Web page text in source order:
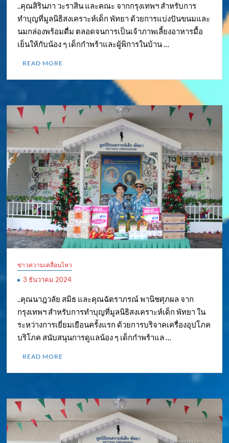
..คุณสิรินภา วะราสิน และคณะ จากกรุงเทพฯ สำหรับการ
ทำบุญที่มูลนิธิสงเคราะห์เด็ก พัทยา ด้วยการแบ่งปันขนมและ
นมกล่องพร้อมดื่ม ตลอดจนการเป็นเจ้าภาพเลี้ยงอาหารมื้อ
เย็นให้กับน้อง ๆ เด็กกำพร้าและผู้พิการในบ้าน …
READ MORE
ข่าวความเคลื่อนไหว
3 ธันวาคม 2024
..คุณนาฎวลัย สมิธ และคุณฉัตราภรณ์ พานิชศุภผล จาก
กรุงเทพฯ สำหรับการทำบุญที่มูลนิธิสงเคราะห์เด็ก พัทยา ใน
ระหว่างการเยี่ยมเยือนครั้งแรก ด้วยการบริจาคเครื่องอุปโภค
บริโภค สนับสนุนการดูแลน้อง ๆ เด็กกำพร้าแล …
READ MORE